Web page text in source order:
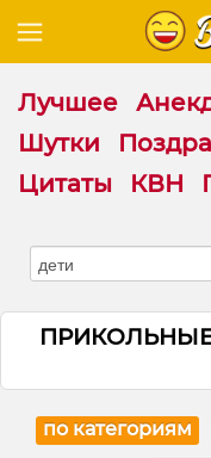
Лучшее
Шутки
Цитаты
КВН
по категориям